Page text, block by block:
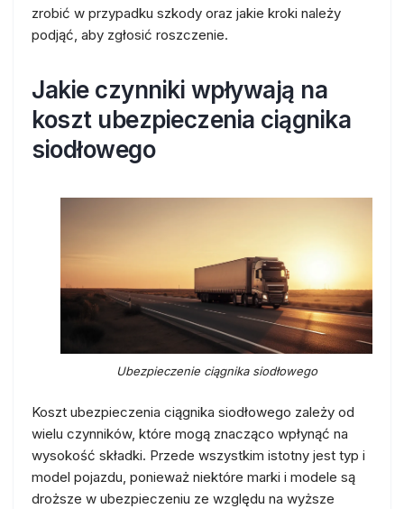
zrobić w przypadku szkody oraz jakie kroki należy
podjąć, aby zgłosić roszczenie.
Jakie czynniki wpływają na
koszt ubezpieczenia ciągnika
siodłowego
Ubezpieczenie ciągnika siodłowego
Koszt ubezpieczenia ciągnika siodłowego zależy od
wielu czynników, które mogą znacząco wpłynąć na
wysokość składki. Przede wszystkim istotny jest typ i
model pojazdu, ponieważ niektóre marki i modele są
droższe w ubezpieczeniu ze względu na wyższe